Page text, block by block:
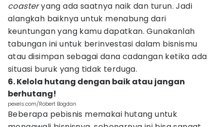
coasteryang ada saatnya naik dan turun. Jadi
alangkah baiknya untuk menabung dari
keuntungan yang kamu dapatkan. Gunakanlah
tabungan ini untuk berinvestasi dalam bisnismu
atau disimpan sebagai dana cadangan ketika ada
situasi buruk yang tidak terduga.
6. Kelola hutang dengan baik atau jangan
berhutang!
pexels.com/Robert Bogdan
Beberapa pebisnis memakai hutang untuk